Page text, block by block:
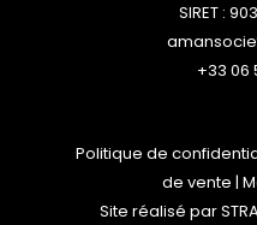
SIRET :
+33 06
Politique de
de vente |
Site réalisé par